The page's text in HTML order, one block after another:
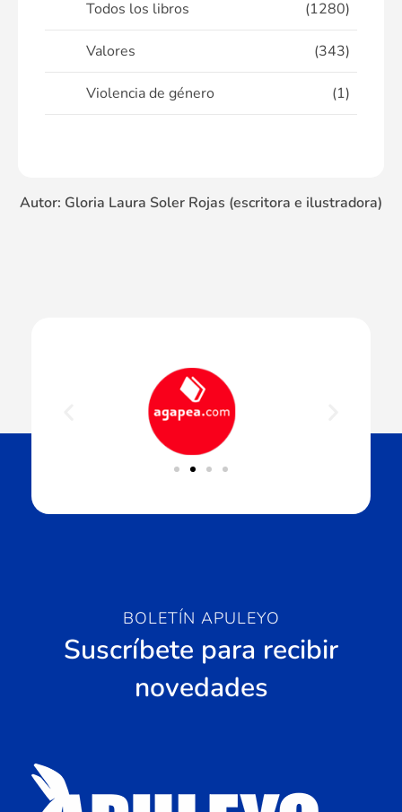
Todos los libros (1280)
Valores (343)
Violencia de género (1)
Autor: Gloria Laura Soler Rojas (escritora e ilustradora)
BOLETÍN APULEYO
Suscríbete para recibir
novedades